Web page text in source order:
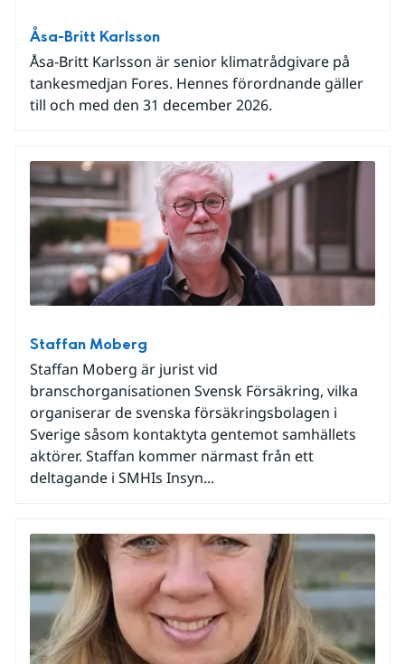
Åsa-Britt Karlsson
Åsa-Britt Karlsson är senior klimatrådgivare på
tankesmedjan Fores. Hennes förordnande gäller
till och med den 31 december 2026.
Staffan Moberg
Staffan Moberg är jurist vid
branschorganisationen Svensk Försäkring, vilka
organiserar de svenska försäkringsbolagen i
Sverige såsom kontaktyta gentemot samhällets
aktörer. Staffan kommer närmast från ett
deltagande i SMHIs Insyn...